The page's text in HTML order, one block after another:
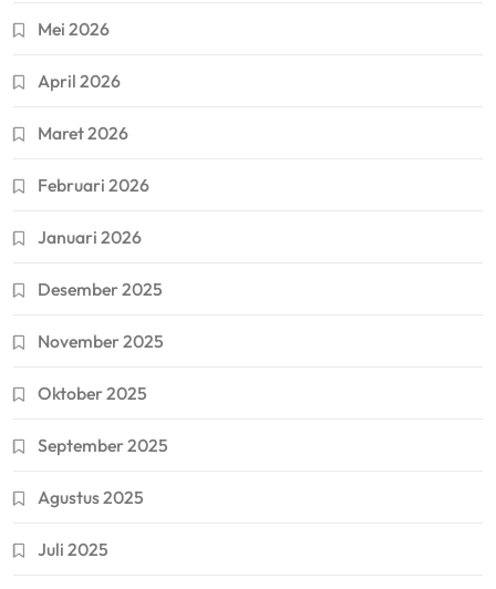
Mei 2026
April 2026
Maret 2026
Februari 2026
Januari 2026
Desember 2025
November 2025
Oktober 2025
September 2025
Agustus 2025
Juli 2025